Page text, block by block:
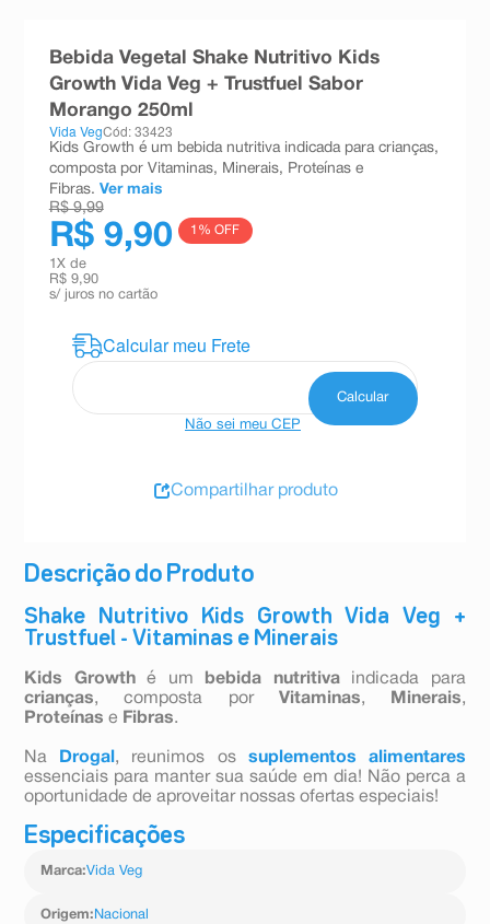
Descrição do Produto
Shake Nutritivo Kids Growth Vida Veg +
Trustfuel - Vitaminas e Minerais
Kids Growthé um bebida nutritivaindicada para
crianças, composta por Vitaminas, Minerais,
Proteínas e Fibras.
Na Drogal , reunimos os suplementos alimentares
essenciais para manter sua saúde em dia! Não perca a
oportunidade de aproveitar nossas ofertas especiais!
Especificações
Marca:Vida Veg
Origem: Nacional
Bebida Vegetal Shake Nutritivo Kids
Growth Vida Veg + Trustfuel Sabor
Morango 250ml
Vida VegCód: 33423
Kids Growth é um bebida nutritiva indicada para crianças,
composta por Vitaminas, Minerais, Proteínas e
Fibras. Ver mais
R$ 9,99
R$ 9,90 1 % OFF
1 X de
R$ 9,90
s/ juros no cartão
Não sei meu CEP
Compartilhar produto
esmalte
ºabsorvente